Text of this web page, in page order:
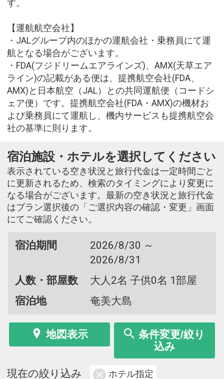
す。
【運航航空会社】
・JALグループ内のほかの運航会社・乗務員にて運
航となる場合がございます。
・FDA(フジドリームエアラインズ)、AMX(天草エア
ライン)の記載がある便は、提携航空会社(FDA、
AMX)と日本航空（JAL）との共同運航便（コードシ
ェア便）です。提携航空会社(FDA・AMX)の機材お
よび乗務員にて運航し、機内サービスも提携航空会
社の基準に則ります。
宿泊施設・ホテルを選択してください
表示されている空き状況と旅行代金は一定時間ごと
に更新されるため、検索のタイミングにより変更に
なる場合がございます。最新の空き状況と旅行代金
はプラン選択後の「ご選択内容の確認・変更」画面
にてご確認ください。
宿泊期間
2026/8/30 ～
2026/8/31
人数・部屋数
大人2名 子供0名 1部屋
宿泊地
奄美大島
地図表示
条件変更/絞り
込み
現在の絞り込み ホテル指定